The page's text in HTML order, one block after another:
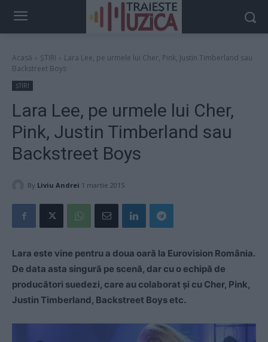
Acasă ȘTIRI
Lara Lee, pe urmele lui Cher, Pink, Justin Timberland sau
Backstreet Boys
ȘTIRI
Lara Lee, pe urmele lui Cher,
Pink, Justin Timberland sau
Backstreet Boys
By Liviu Andrei 1 martie 2015
Lara este vine pentru a doua oară la Eurovision România.
De data asta singură pe scenă, dar cu o echipă de
producători suedezi, care au colaborat şi cu Cher, Pink,
Justin Timberland, Backstreet Boys etc.